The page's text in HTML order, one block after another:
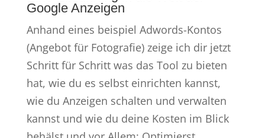
Google Anzeigen
Anhand eines beispiel Adwords-Kontos
(Angebot für Fotografie) zeige ich dir jetzt
Schritt für Schritt was das Tool zu bieten
hat, wie du es selbst einrichten kannst,
wie du Anzeigen schalten und verwalten
kannst und wie du deine Kosten im Blick